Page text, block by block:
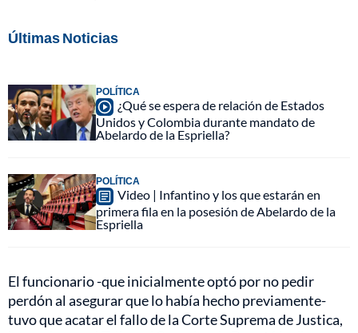
Últimas Noticias
POLÍTICA
¿Qué se espera de relación de Estados
Unidos y Colombia durante mandato de
Abelardo de la Espriella?
POLÍTICA
Video | Infantino y los que estarán en
primera fila en la posesión de Abelardo de la
Espriella
El funcionario -que inicialmente optó por no pedir
perdón al asegurar que lo había hecho previamente-
tuvo que acatar el fallo de la Corte Suprema de Justica,